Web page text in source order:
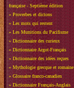
française - Septième édition
» Proverbes et dictons
» Les mots qui restent
» Les Munitions du Pacifisme
» Dictionnaire des curieux
» Dictionnaire Argot-Français
» Dictionnaire des idées reçues
» Mythologie grecque et romaine
» Glossaire franco-canadien
» Dictionnaire Français-Anglais